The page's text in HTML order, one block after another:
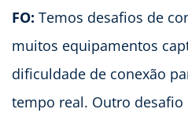
FO: Temos desafios de
muitos equipamentos
dificuldade de conexão
tempo real. Outro